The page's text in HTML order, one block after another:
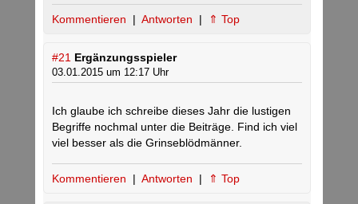
Kommentieren | Antworten | ⇑ Top
#21 Ergänzungsspieler
03.01.2015 um 12:17 Uhr
Ich glaube ich schreibe dieses Jahr die lustigen
Begriffe nochmal unter die Beiträge. Find ich viel
viel besser als die Grinseblödmänner.
Kommentieren | Antworten | ⇑ Top